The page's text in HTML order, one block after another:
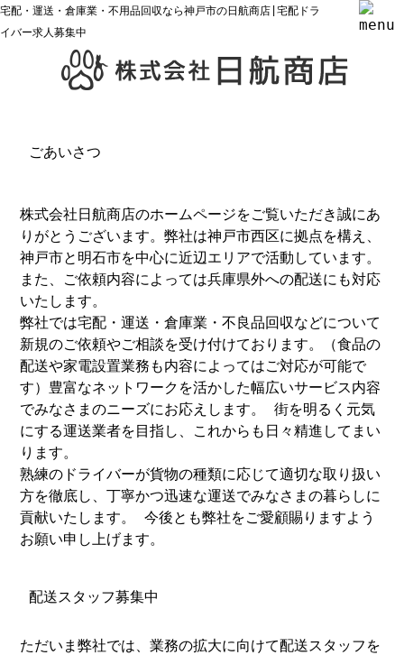
宅配・運送・倉庫業・不用品回収なら神戸市の日航商店|宅配ドラ
イバー求人募集中
ごあいさつ
株式会社日航商店のホームページをご覧いただき誠にあ
りがとうございます。弊社は神戸市西区に拠点を構え、
神戸市と明石市を中心に近辺エリアで活動しています。
また、ご依頼内容によっては兵庫県外への配送にも対応
いたします。
弊社では宅配・運送・倉庫業・不良品回収などについて
新規のご依頼やご相談を受け付けております。（食品の
配送や家電設置業務も内容によってはご対応が可能で
す）豊富なネットワークを活かした幅広いサービス内容
でみなさまのニーズにお応えします。 街を明るく元気
にする運送業者を目指し、これからも日々精進してまい
ります。
熟練のドライバーが貨物の種類に応じて適切な取り扱い
方を徹底し、丁寧かつ迅速な運送でみなさまの暮らしに
貢献いたします。 今後とも弊社をご愛顧賜りますよう
お願い申し上げます。
配送スタッフ募集中
ただいま弊社では、業務の拡大に向けて配送スタッフを